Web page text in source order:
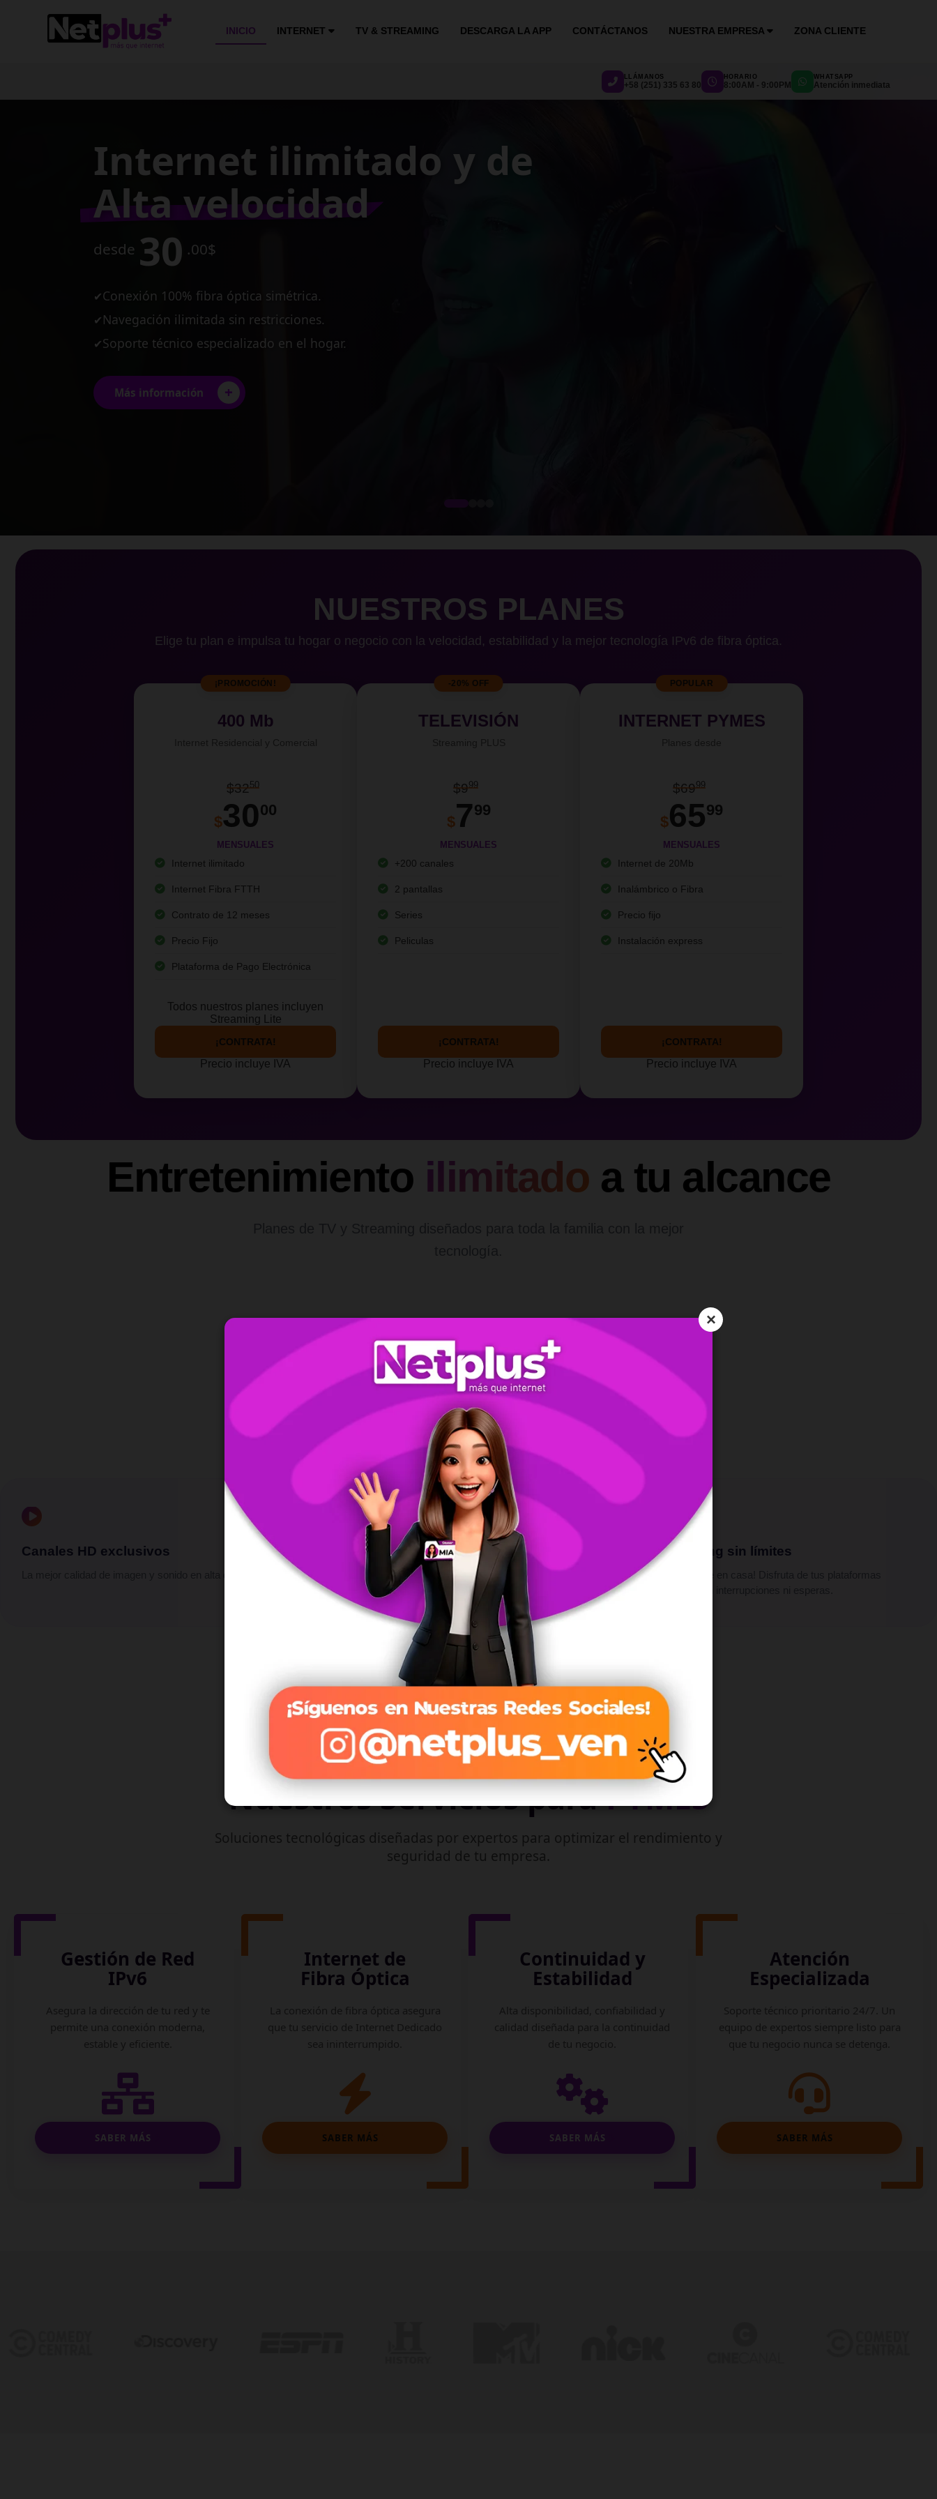
INICIO INTERNET TV & STREAMING DESCARGA LA APP CONTÁCTANOS NUESTRA EMPRESA ZONA CLIENTE
LLÁMANOS
+58 (251) 335 63 80
HORARIO
8:00AM - 9:00PM
WHATSAPP
Atención inmediata
×
Conexión estable y
de alta velocidad
para tu negocio
10
✔Planes diseñados para pequeñas y medianas empresas.
✔Estabilidad garantizada para tus procesos críticos.
Más información +
NUESTROS PLANES
Elige tu plan e impulsa tu hogar o negocio con la velocidad, estabilidad y la mejor tecnología IPv6 de fibra óptica.
¡PROMOCIÓN!
400 Mb
$3250
$3000
MENSUALES
Internet ilimitado
Internet Fibra FTTH
Contrato de 12 meses
Precio Fijo
Plataforma de Pago Electrónica
Todos nuestros planes incluyen
Streaming Lite
¡CONTRATA!
Precio incluye IVA
-20% OFF
TELEVISIÓN
$999
$799
MENSUALES
+200 canales
2 pantallas
Series
Peliculas
¡CONTRATA!
Precio incluye IVA
POPULAR
INTERNET PYMES
$6999
$6599
MENSUALES
Internet de 20Mb
Inalámbrico o Fibra
Precio fijo
Instalación express
¡CONTRATA!
Precio incluye IVA
Entretenimiento ilimitado a tu alcance
Canales HD exclusivos Máximo Rendimiento
Streaming optimizado que se adapta a tu conexión en
tiempo real.
Streaming sin límites
Nuestros Servicios paraPYMES
Soluciones tecnológicas diseñadas por expertos para optimizar el rendimiento y
seguridad de tu empresa.
Gestión de Red
IPv6
SABER MÁS
Internet de
Fibra Óptica
SABER MÁS
Continuidad y
Estabilidad
SABER MÁS
Atención
Especializada
SABER MÁS